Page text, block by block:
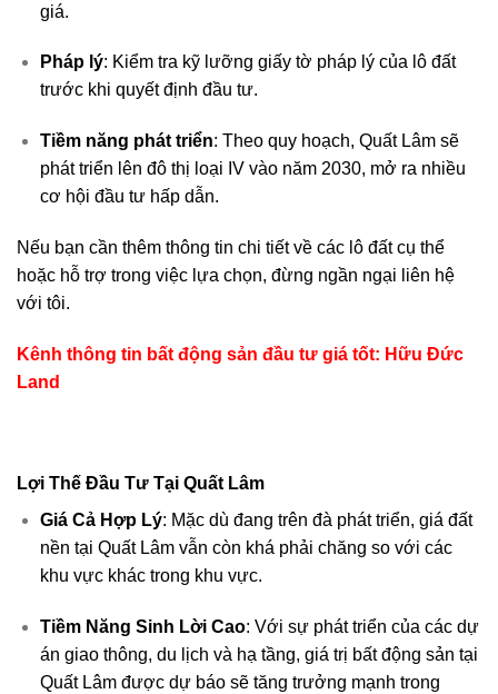
giá.
Pháp lý: Kiểm tra kỹ lưỡng giấy tờ pháp lý của lô đất
trước khi quyết định đầu tư.
Tiềm năng phát triển: Theo quy hoạch, Quất Lâm sẽ
phát triển lên đô thị loại IV vào năm 2030, mở ra nhiều
cơ hội đầu tư hấp dẫn.
Nếu bạn cần thêm thông tin chi tiết về các lô đất cụ thể
hoặc hỗ trợ trong việc lựa chọn, đừng ngần ngại liên hệ
với tôi.
Kênh thông tin bất động sản đầu tư giá tốt: Hữu Đức
Land
Lợi Thế Đầu Tư Tại Quất Lâm
Giá Cả Hợp Lý: Mặc dù đang trên đà phát triển, giá đất
nền tại Quất Lâm vẫn còn khá phải chăng so với các
khu vực khác trong khu vực.
Tiềm Năng Sinh Lời Cao: Với sự phát triển của các dự
án giao thông, du lịch và hạ tầng, giá trị bất động sản tại
Quất Lâm được dự báo sẽ tăng trưởng mạnh trong